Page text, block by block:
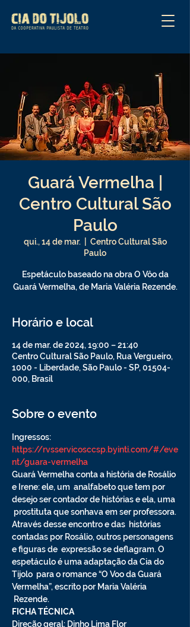
Guará Vermelha |
Centro Cultural São
Paulo
qui., 14 de mar.
Centro Cultural São
Paulo
Espetáculo baseado na obra O Vôo da
Guará Vermelha, de Maria Valéria Rezende.
Horário e local
14 de mar. de 2024, 19:00 – 21:40
Centro Cultural São Paulo, Rua Vergueiro,
1000 - Liberdade, São Paulo - SP, 01504-
000, Brasil
Sobre o evento
Ingressos:
https://rvsservicosccsp.byinti.com/#/eve
nt/guara-vermelha
Guará Vermelha conta a história de Rosálio
e Irene: ele, um  analfabeto que tem por
desejo ser contador de histórias e ela, uma
prostituta que sonhava em ser professora.
Através desse encontro e das  histórias
contadas por Rosálio, outros personagens
e figuras de  expressão se deflagram. O
espetáculo é uma adaptação da Cia do
Tijolo  para o romance “O Voo da Guará
Vermelha”, escrito por Maria Valéria
Rezende.
FICHA TÉCNICA
Direção geral: Dinho Lima Flor